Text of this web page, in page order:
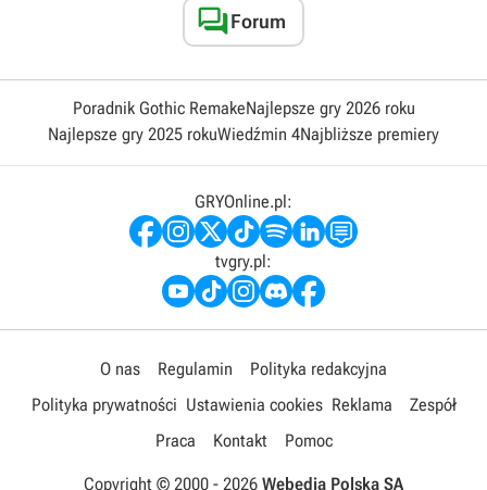
Forum
Poradnik Gothic RemakeNajlepsze gry 2026 roku
Najlepsze gry 2025 rokuWiedźmin 4Najbliższe premiery
GRYOnline.pl:
tvgry.pl:
O nas Regulamin
Polityka redakcyjna
Polityka prywatności Ustawienia cookies Reklama
Zespół
Praca
Kontakt Pomoc
Copyright © 2000 - 2026 Webedia Polska SA